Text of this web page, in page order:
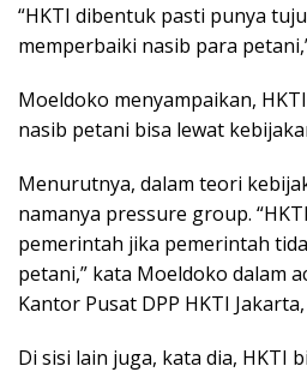
“HKTI dibentuk pasti punya
memperbaiki nasib para
Moeldoko menyampaikan,
nasib petani bisa lewat
Menurutnya, dalam teori
namanya pressure group.
pemerintah jika pemerintah
petani,” kata Moeldoko dalam
Kantor Pusat DPP HKTI
Di sisi lain juga, kata dia, HKTI